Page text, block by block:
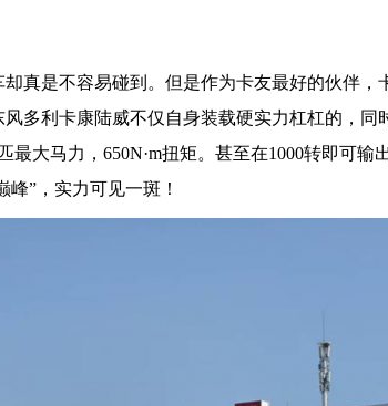
真是不容易碰到。但是作为卡友最好的伙伴，
多利卡康陆威不仅自身装载硬实力杠杠的，同
大马力，650N·m扭矩。甚至在1000转即可输
峰”，实力可见一斑！